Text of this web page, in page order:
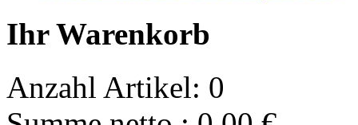
Ihr Warenkorb
Anzahl Artikel: 0